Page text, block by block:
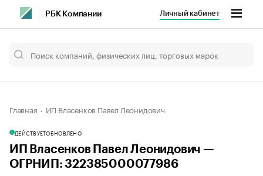
РБК Компании Личный кабинет
Главная ИП Власенков Павел Леонидович
ДЕЙСТВУЕТОБНОВЛЕНО
ИП Власенков Павел Леонидович —
ОГРНИП: 322385000077986